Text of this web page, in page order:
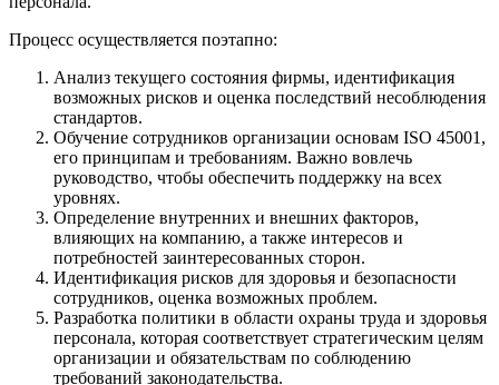
Процесс осуществляется поэтапно:
Анализ текущего состояния фирмы, идентификация
возможных рисков и оценка последствий несоблюдения
стандартов.
Обучение сотрудников организации основам ISO 45001,
его принципам и требованиям. Важно вовлечь
руководство, чтобы обеспечить поддержку на всех
уровнях.
Определение внутренних и внешних факторов,
влияющих на компанию, а также интересов и
потребностей заинтересованных сторон.
Идентификация рисков для здоровья и безопасности
сотрудников, оценка возможных проблем.
Разработка политики в области охраны труда и здоровья
персонала, которая соответствует стратегическим целям
организации и обязательствам по соблюдению
требований законодательства.